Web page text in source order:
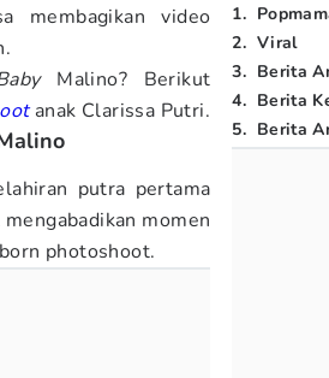
membagikan video
Malino? Berikut
anak Clarissa Putri.
putra pertama
momen
photoshoot.
1.
2. Viral
3. Berita
4. Berita
5. Berita